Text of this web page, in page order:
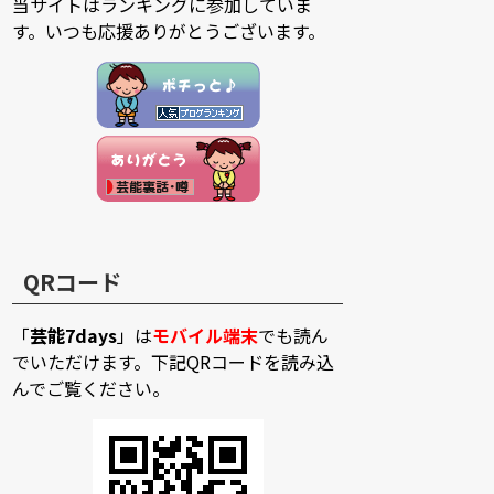
す。いつも応援ありがとうございます。
QRコード
「芸能7days」はモバイル端末でも読ん
でいただけます。下記QRコードを読み込
んでご覧ください。